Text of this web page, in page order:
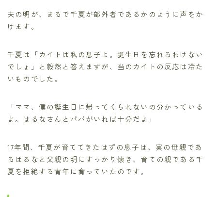
夫の明が、まるで千夏が部外者であるかのように声をか
けます。
千夏は「カイトは私の息子よ。誕生日を忘れるわけない
でしょ」と毅然と答えますが、当のカイトの反応は冷た
いものでした。
「ママ、僕の誕生日に帰ってくられないの分かっている
よ。はるなさんとパパがいれば十分だよ」
17年間、千夏が育ててきたはずの息子は、実の母親であ
るはるなと父親の明にすっかり懐き、育ての親である千
夏を拒絶する青年に育っていたのです。